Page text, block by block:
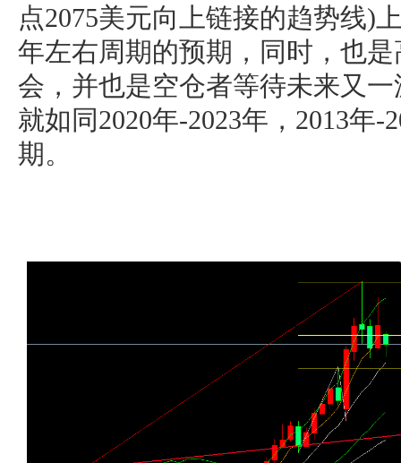
点2075美元向上链接的趋势线)
年左右周期的预期，同时，也
会，并也是空仓者等待未来又
就如同2020年-2023年，2013年-
期。